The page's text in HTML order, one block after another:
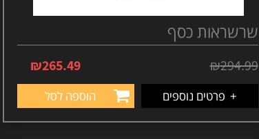
שרשראות כסף
₪294.99
₪265.49
+ פרטים נוספים הוספה לסל